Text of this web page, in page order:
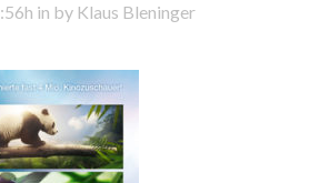
in by Klaus Bleninger